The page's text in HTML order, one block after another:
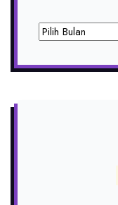
Archives